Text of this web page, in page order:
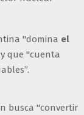
"domina el
y que "cuenta
busca "convertir